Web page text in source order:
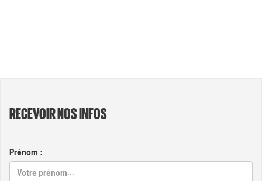
RECEVOIR NOS INFOS
Prénom :